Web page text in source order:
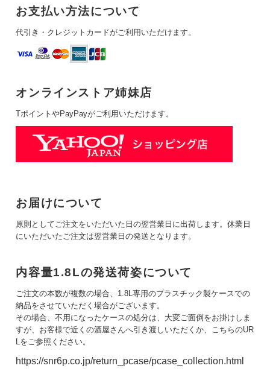
お支払い方法について
代引き・クレジットカードがご利用いただけます。
オンラインストア姉妹店
TポイントやPayPayがご利用いただけます。
お届けについて
原則としてご注文をいただいた日の翌営業日に出荷します。休業日
にいただいたご注文は翌営業日の発送となります。
内容量1.8Lの発送荷姿について
ご注文の本数が複数の場合、1.8L専用のプラスチック製ケースでの
納品をさせていただく場合がございます。
その場合、不用になったケースの処分は、大変ご面倒をお掛けしま
すが、お客様で近くの酒屋さんへ引き渡しいただくか、こちらのUR
Lをご参照ください。
https://snr6p.co.jp/return_pcase/pcase_collection.html